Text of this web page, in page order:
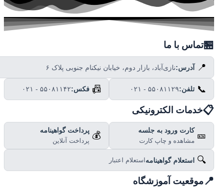
تماس با ما
📍 آدرس:نازی‌آباد، بازار دوم، خیابان نیکنام جنوبی پلاک ۶
📞 تلفن:۰۲۱ - ۵۵۰۸۱۱۲۹ 📠 فکس:۰۲۱ - ۵۵۰۸۱۱۴۲
خدمات الکترونیکی
🎫 کارت ورود به جلسه
مشاهده و چاپ کارت
💰 پرداخت گواهینامه
پرداخت آنلاین
🔍 استعلام گواهینامهاستعلام اعتبار
موقعیت آموزشگاه